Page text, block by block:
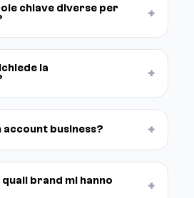
chiave diverse per
+
la
+
account business? +
brand mi hanno
+